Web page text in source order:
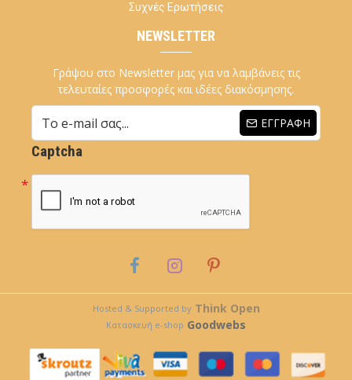
Συχνές Ερωτήσεις
NEWSLETTER
Γράψου στο Newsletter μας για να λαμβάνεις τις
τελευταίες προσφορές και ιδέες διακόσμησης.
ΕΓΓΡΑΦΉ
Captcha
Hosted & Supported by Think Open
Κατασκευή e-shop Goodwebs